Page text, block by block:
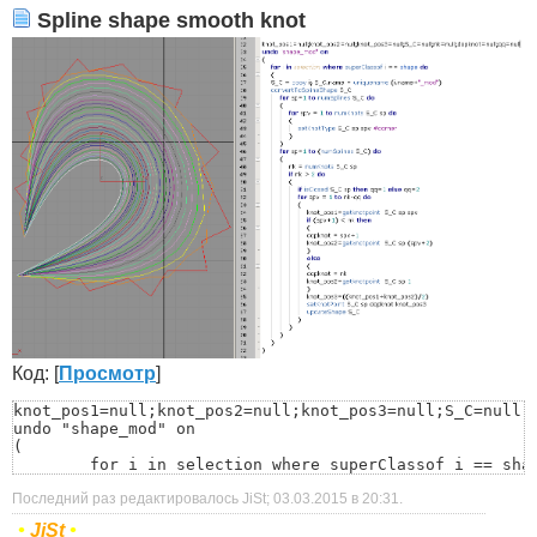
Spline shape smooth knot
Код: [Просмотр]
undo "shape_mod" on
(
	S_C = copy i; S_C.name = uniquename (i.name+"_mod")
	convertToSplineShape S_C
Последний раз редактировалось JiSt; 03.03.2015 в 20:31
• JiSt•